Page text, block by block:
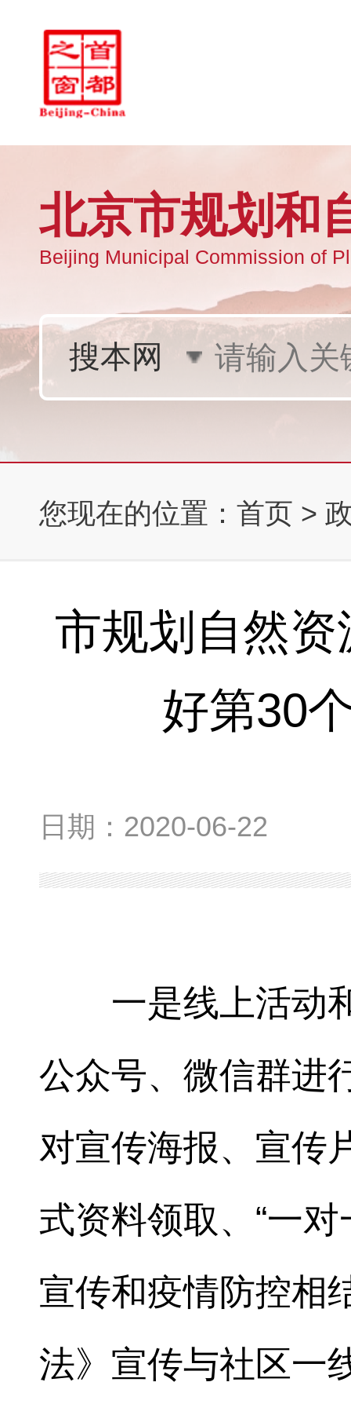
您现在的位置： 首页 >
市规划自然资
好第30
日期： 2020-06-22
一是线上活动
公众号、微信群进
对宣传海报、宣传
式资料领取、“一
宣传和疫情防控相
法》宣传与社区一